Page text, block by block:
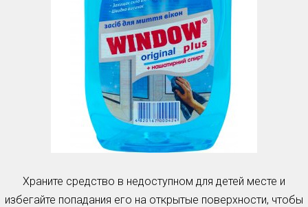
Храните средство в недоступном для детей месте и
избегайте попадания его на открытые поверхности, чтобы